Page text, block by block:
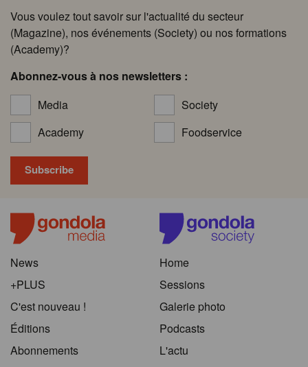
Vous voulez tout savoir sur l'actualité du secteur
(Magazine), nos événements (Society) ou nos formations
(Academy)?
Abonnez-vous à nos newsletters :
Media
Society
Academy
Foodservice
News
+PLUS
C'est nouveau !
Éditions
Abonnements
Home
Sessions
Galerie photo
Podcasts
L'actu